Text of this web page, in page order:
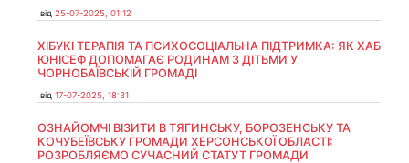
від 25-07-2025, 01:12
ХІБУКІ ТЕРАПІЯ ТА ПСИХОСОЦІАЛЬНА ПІДТРИМКА: ЯК ХАБ
ЮНІСЕФ ДОПОМАГАЄ РОДИНАМ З ДІТЬМИ У
ЧОРНОБАЇВСЬКІЙ ГРОМАДІ
від 17-07-2025, 18:31
ОЗНАЙОМЧІ ВІЗИТИ В ТЯГИНСЬКУ, БОРОЗЕНСЬКУ ТА
КОЧУБЕЇВСЬКУ ГРОМАДИ ХЕРСОНСЬКОЇ ОБЛАСТІ:
РОЗРОБЛЯЄМО СУЧАСНИЙ СТАТУТ ГРОМАДИ